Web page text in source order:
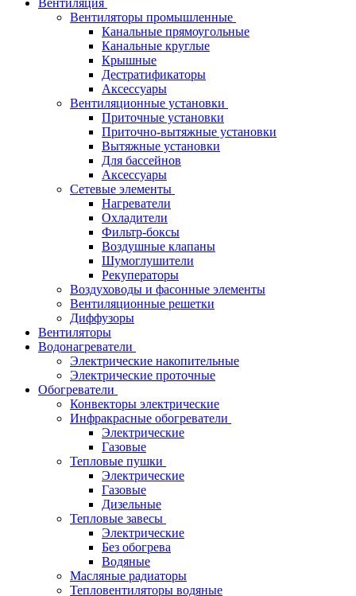
Вентиляция
Вентиляторы промышленные
Канальные прямоугольные
Канальные круглые
Крышные
Дестратификаторы
Аксессуары
Вентиляционные установки
Приточные установки
Приточно-вытяжные установки
Вытяжные установки
Для бассейнов
Аксессуары
Сетевые элементы
Нагреватели
Охладители
Фильтр-боксы
Воздушные клапаны
Шумоглушители
Рекуператоры
Воздуховоды и фасонные элементы
Вентиляционные решетки
Диффузоры
Вентиляторы
Водонагреватели
Электрические накопительные
Электрические проточные
Обогреватели
Конвекторы электрические
Инфракрасные обогреватели
Электрические
Газовые
Тепловые пушки
Электрические
Газовые
Дизельные
Тепловые завесы
Электрические
Без обогрева
Водяные
Масляные радиаторы
Тепловентиляторы водяные